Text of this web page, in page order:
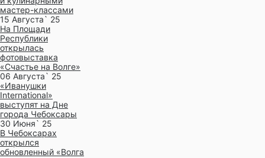
мастер-классами
15 Августа` 25
На Площади
Республики
открылась
фотовыставка
«Счастье на Волге»
06 Августа` 25
«Иванушки
International»
выступят на Дне
города Чебоксары
30 Июня` 25
В Чебоксарах
открылся
обновленный «Волга